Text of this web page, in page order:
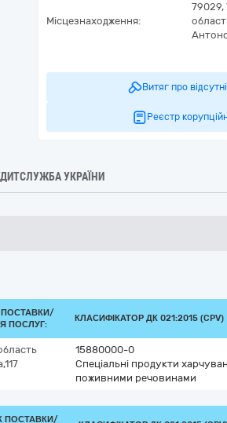
Місцезнаходження:
79029,
Витяг про
Реєстр
УКРАЇНИ
ПОСТАВКИ/
ПОСЛУГ:
КЛАСИФІКАТОР ДК 021:2015 (CPV)
15880000-0
Спеціальні продукти
поживними речовинами
ПОСТАВКИ/